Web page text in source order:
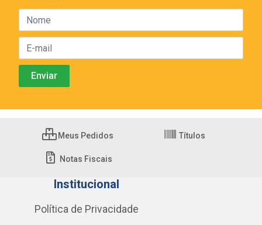
Meus Pedidos Títulos
Notas Fiscais
Institucional
Política de Privacidade